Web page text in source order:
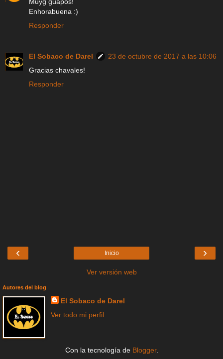
Enhorabuena :)
Responder
El Sobaco de Darel
23 de octubre de 2017 a las 10:06
Gracias chavales!
Responder
‹ ›
Inicio
Ver versión web
Autores del blog
El Sobaco de Darel
Ver todo mi perfil
Con la tecnología de Blogger.